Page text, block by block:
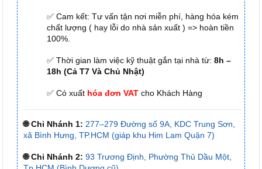
✅ Cam kết: Tư vấn tận nơi miễn phí, hàng hóa kém
chất lượng ( hay lỗi do nhà sản xuất ) => hoàn tiền
100%.
✅ Thời gian làm việc kỹ thuật gắn tại nhà từ: 8h –
18h (Cả T7 Và Chủ Nhật)
✅ Có xuất hóa đơn VAT cho Khách Hàng
🌐 Chi Nhánh 1: 277–279 Đường số 9A, KDC Trung Sơn,
xã Bình Hưng, TP.HCM (giáp khu Him Lam Quận 7)
🌐 Chi Nhánh 2: 93 Trương Định, Phường Thủ Dầu Một,